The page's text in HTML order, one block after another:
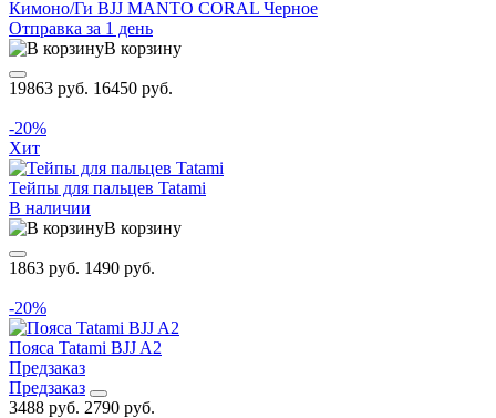
Кимоно/Ги BJJ MANTO CORAL Черное
Отправка за 1 день
В корзину
19863 руб. 16450 руб.
-20%
Хит
Тейпы для пальцев Tatami
В наличии
В корзину
1863 руб. 1490 руб.
-20%
Пояса Tatami BJJ A2
Предзаказ
Предзаказ
3488 руб. 2790 руб.